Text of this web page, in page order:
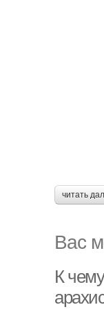
читать
Вас
К